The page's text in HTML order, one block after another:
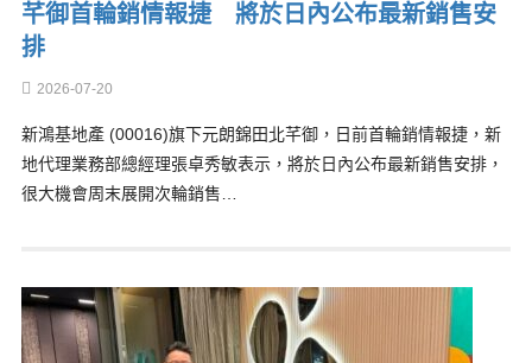
芊御首輪銷情報捷 將於日內公布最新銷售安
排
2026-07-20
新鴻基地產 (00016)旗下元朗錦田北芊御，日前首輪銷情報捷，新
地代理業務部總經理張卓秀敏表示，將於日內公布最新銷售安排，
很大機會周末展開次輪銷售…